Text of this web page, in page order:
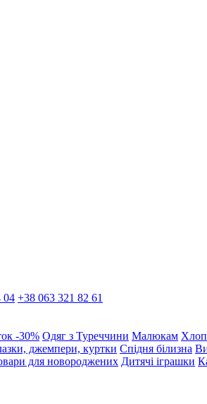
04 +38 063 321 82 61
-30% Одяг з Туреччини Малюкам
джемпери, куртки Спідня білизна
для новороджених Дитячі іграшки